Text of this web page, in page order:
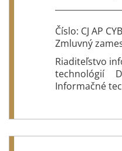
Číslo: CJ AP
Zmluvný
Riaditeľstvo
technológií
Informačné